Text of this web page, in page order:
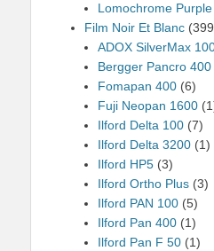
Lomochrome
Film Noir Et Blanc
ADOX SilverMax
Bergger Pancro 400
Fomapan 400 (6)
Fuji Neopan 1600
Ilford Delta 100 (7)
Ilford Delta 3200 (1)
Ilford HP5 (3)
Ilford Ortho Plus (3)
Ilford PAN 100 (5)
Ilford Pan 400 (1)
Ilford Pan F 50 (1)